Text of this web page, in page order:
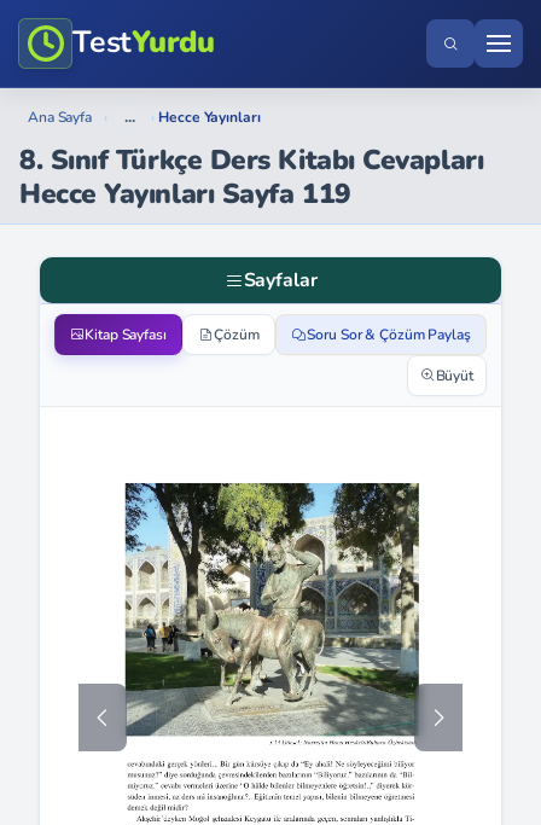
TestYurdu
Ana Sayfa › ... › Hecce Yayınları
8. Sınıf Türkçe Ders Kitabı Cevapları
Hecce Yayınları Sayfa 119
Sayfalar
Kitap Sayfası Çözüm Soru Sor & Çözüm Paylaş
Büyüt